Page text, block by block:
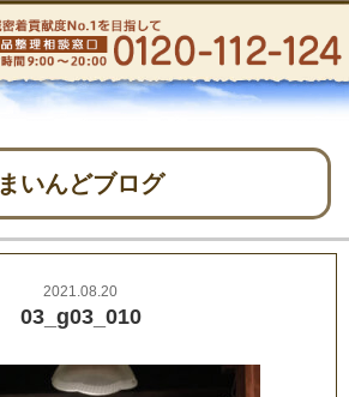
まいんどブログ
2021.08.20
03_g03_010